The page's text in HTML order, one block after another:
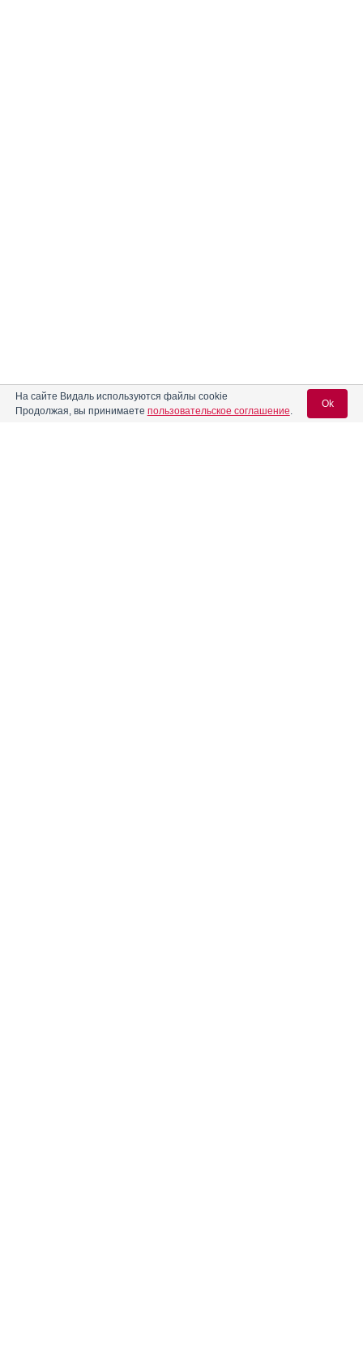
На сайте Видаль используются файлы cookie
Продолжая, вы принимаете пользовательское соглашение.
Ok